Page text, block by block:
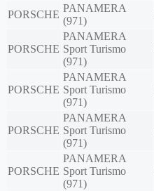
PORSCHE
PANAMERA
(971)
PORSCHE
PANAMERA
Sport Turismo
(971)
PORSCHE
PANAMERA
Sport Turismo
(971)
PORSCHE
PANAMERA
Sport Turismo
(971)
PORSCHE
PANAMERA
Sport Turismo
(971)